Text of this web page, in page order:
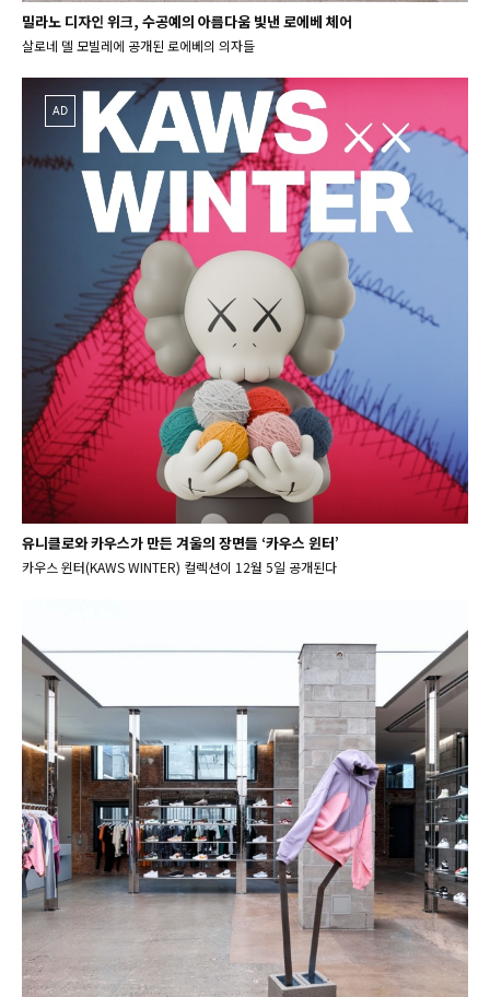
밀라노 디자인 위크, 수공예의 아름다움 빛낸 로에베 체어
살로네 델 모빌레에 공개된 로에베의 의자들
AD
유니클로와 카우스가 만든 겨울의 장면들 ‘카우스 윈터’
카우스 윈터(KAWS WINTER) 컬렉션이 12월 5일 공개된다